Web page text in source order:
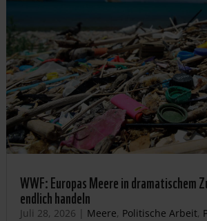
WWF: Europas Meere in dramatischem
endlich handeln
Juli 28, 2026 | Meere, Politische Arbeit,